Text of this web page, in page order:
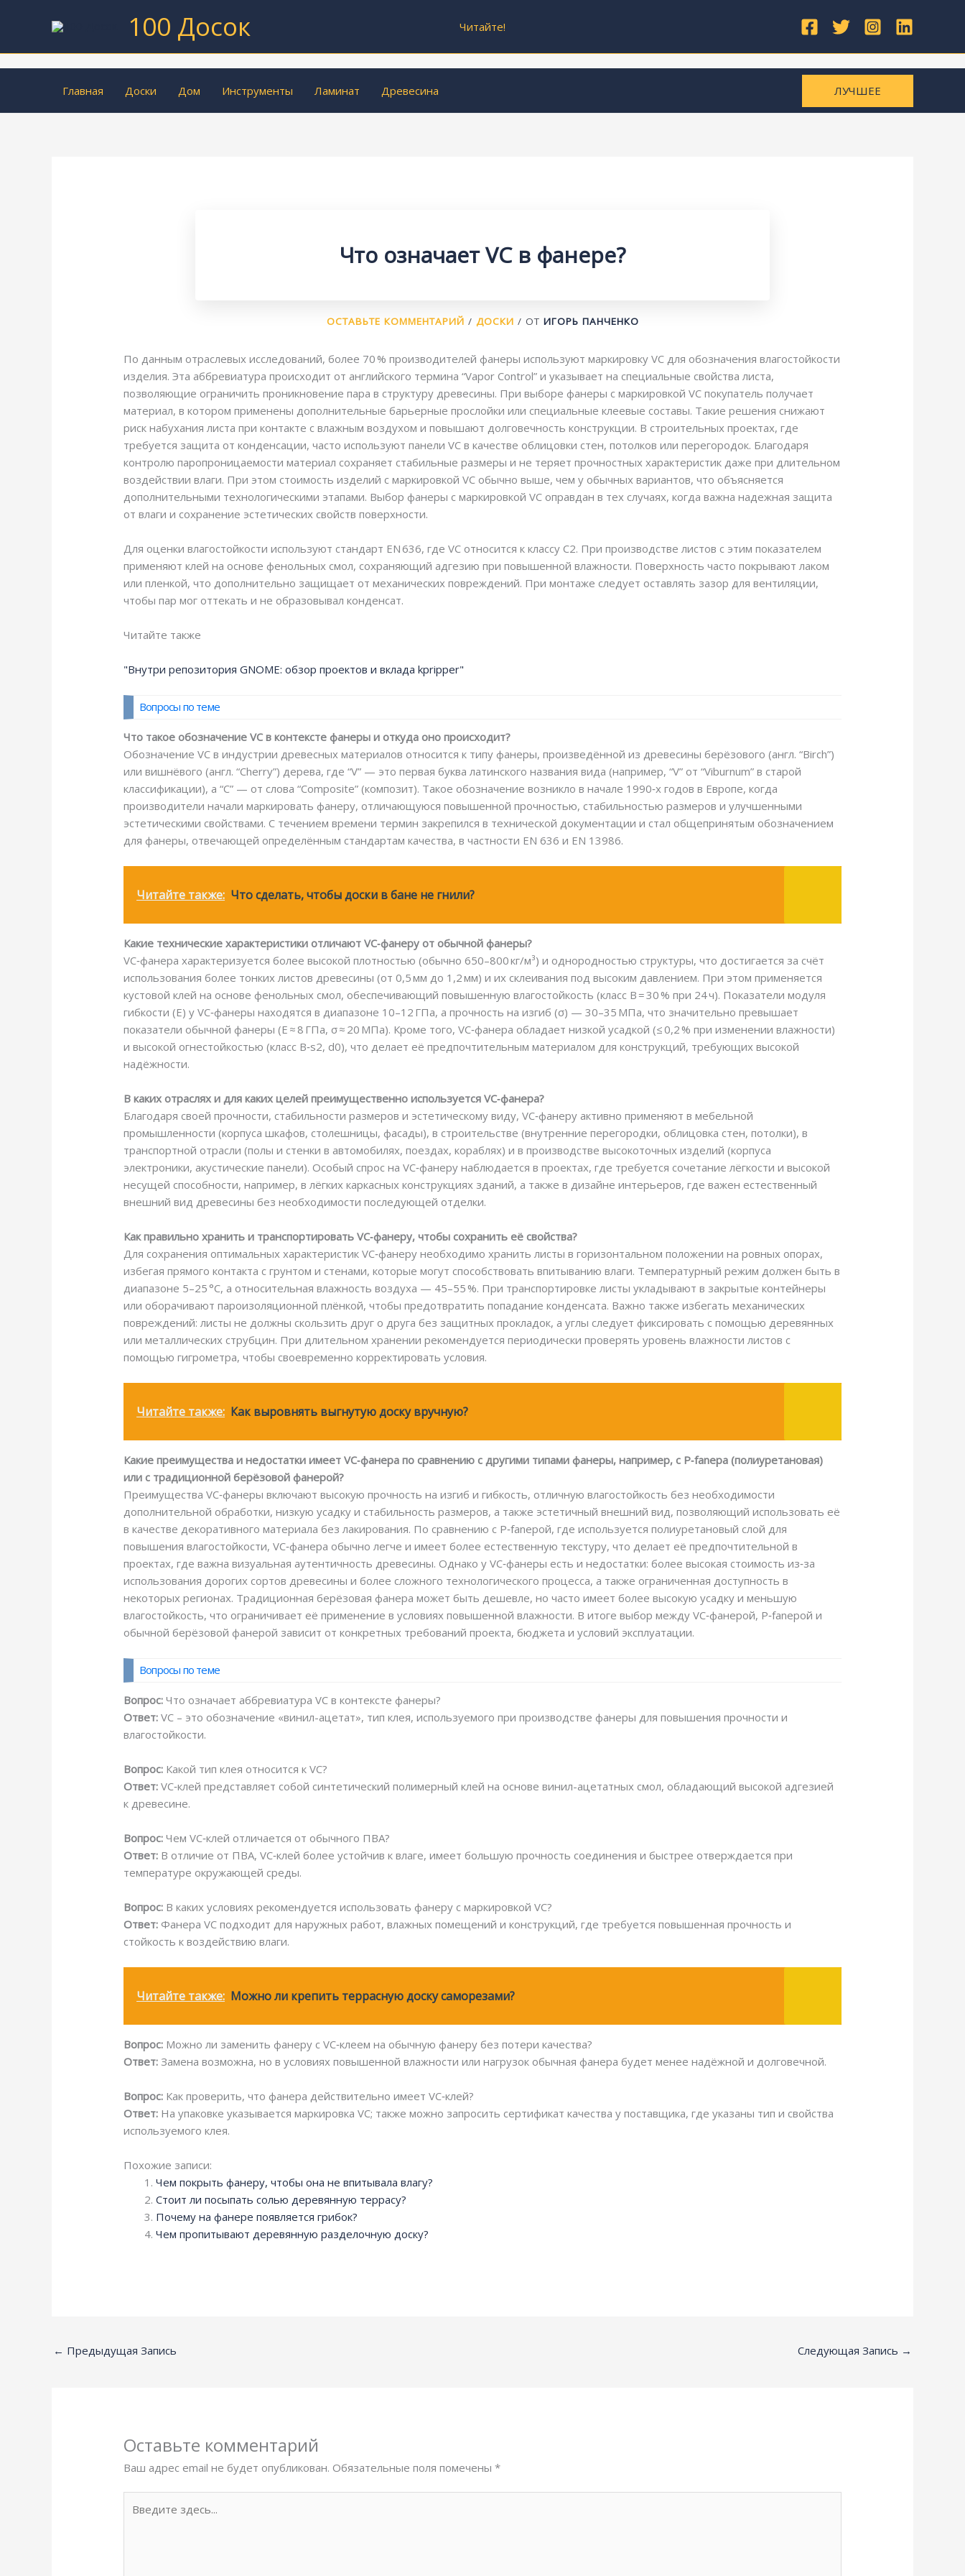
100 Досок Читайте!
Главная Доски Дом Инструменты Ламинат Древесина ЛУЧШЕЕ
Что означает VC в фанере?
ОСТАВЬТЕ КОММЕНТАРИЙ / ДОСКИ / ОТ ИГОРЬ ПАНЧЕНКО
По данным отраслевых исследований, более 70 % производителей фанеры используют маркировку VC для обозначения влагостойкости
изделия. Эта аббревиатура происходит от английского термина “Vapor Control” и указывает на специальные свойства листа,
позволяющие ограничить проникновение пара в структуру древесины. При выборе фанеры с маркировкой VC покупатель получает
материал, в котором применены дополнительные барьерные прослойки или специальные клеевые составы. Такие решения снижают
риск набухания листа при контакте с влажным воздухом и повышают долговечность конструкции. В строительных проектах, где
требуется защита от конденсации, часто используют панели VC в качестве облицовки стен, потолков или перегородок. Благодаря
контролю паропроницаемости материал сохраняет стабильные размеры и не теряет прочностных характеристик даже при длительном
воздействии влаги. При этом стоимость изделий с маркировкой VC обычно выше, чем у обычных вариантов, что объясняется
дополнительными технологическими этапами. Выбор фанеры с маркировкой VC оправдан в тех случаях, когда важна надежная защита
от влаги и сохранение эстетических свойств поверхности.
Для оценки влагостойкости используют стандарт EN 636, где VC относится к классу C2. При производстве листов с этим показателем
применяют клей на основе фенольных смол, сохраняющий адгезию при повышенной влажности. Поверхность часто покрывают лаком
или пленкой, что дополнительно защищает от механических повреждений. При монтаже следует оставлять зазор для вентиляции,
чтобы пар мог оттекать и не образовывал конденсат.
Читайте также
"Внутри репозитория GNOME: обзор проектов и вклада kpripper"
Вопросы по теме
Что такое обозначение VC в контексте фанеры и откуда оно происходит?
Обозначение VC в индустрии древесных материалов относится к типу фанеры, произведённой из древесины берёзового (англ. “Birch”)
или вишнёвого (англ. “Cherry”) дерева, где “V” — это первая буква латинского названия вида (например, “V” от “Viburnum” в старой
классификации), а “C” — от слова “Composite” (композит). Такое обозначение возникло в начале 1990‑х годов в Европе, когда
производители начали маркировать фанеру, отличающуюся повышенной прочностью, стабильностью размеров и улучшенными
эстетическими свойствами. С течением времени термин закрепился в технической документации и стал общепринятым обозначением
для фанеры, отвечающей определённым стандартам качества, в частности EN 636 и EN 13986.
Читайте также: Что сделать, чтобы доски в бане не гнили?
Какие технические характеристики отличают VC‑фанеру от обычной фанеры?
VC‑фанера характеризуется более высокой плотностью (обычно 650–800 кг/м³) и однородностью структуры, что достигается за счёт
использования более тонких листов древесины (от 0,5 мм до 1,2 мм) и их склеивания под высоким давлением. При этом применяется
кустовой клей на основе фенольных смол, обеспечивающий повышенную влагостойкость (класс В = 30 % при 24 ч). Показатели модуля
гибкости (E) у VC‑фанеры находятся в диапазоне 10–12 ГПа, а прочность на изгиб (σ) — 30–35 МПа, что значительно превышает
показатели обычной фанеры (E ≈ 8 ГПа, σ ≈ 20 МПа). Кроме того, VC‑фанера обладает низкой усадкой (≤ 0,2 % при изменении влажности)
и высокой огнестойкостью (класс B‑s2, d0), что делает её предпочтительным материалом для конструкций, требующих высокой
надёжности.
В каких отраслях и для каких целей преимущественно используется VC‑фанера?
Благодаря своей прочности, стабильности размеров и эстетическому виду, VC‑фанеру активно применяют в мебельной
промышленности (корпуса шкафов, столешницы, фасады), в строительстве (внутренние перегородки, облицовка стен, потолки), в
транспортной отрасли (полы и стенки в автомобилях, поездах, кораблях) и в производстве высокоточных изделий (корпуса
электроники, акустические панели). Особый спрос на VC‑фанеру наблюдается в проектах, где требуется сочетание лёгкости и высокой
несущей способности, например, в лёгких каркасных конструкциях зданий, а также в дизайне интерьеров, где важен естественный
внешний вид древесины без необходимости последующей отделки.
Как правильно хранить и транспортировать VC‑фанеру, чтобы сохранить её свойства?
Для сохранения оптимальных характеристик VC‑фанеру необходимо хранить листы в горизонтальном положении на ровных опорах,
избегая прямого контакта с грунтом и стенами, которые могут способствовать впитыванию влаги. Температурный режим должен быть в
диапазоне 5–25 °C, а относительная влажность воздуха — 45–55 %. При транспортировке листы укладывают в закрытые контейнеры
или оборачивают пароизоляционной плёнкой, чтобы предотвратить попадание конденсата. Важно также избегать механических
повреждений: листы не должны скользить друг о друга без защитных прокладок, а углы следует фиксировать с помощью деревянных
или металлических струбцин. При длительном хранении рекомендуется периодически проверять уровень влажности листов с
помощью гигрометра, чтобы своевременно корректировать условия.
Читайте также: Как выровнять выгнутую доску вручную?
Какие преимущества и недостатки имеет VC‑фанера по сравнению с другими типами фанеры, например, с P‑fanера (полиуретановая)
или с традиционной берёзовой фанерой?
Преимущества VC‑фанеры включают высокую прочность на изгиб и гибкость, отличную влагостойкость без необходимости
дополнительной обработки, низкую усадку и стабильность размеров, а также эстетичный внешний вид, позволяющий использовать её
в качестве декоративного материала без лакирования. По сравнению с P‑fanерой, где используется полиуретановый слой для
повышения влагостойкости, VC‑фанера обычно легче и имеет более естественную текстуру, что делает её предпочтительной в
проектах, где важна визуальная аутентичность древесины. Однако у VC‑фанеры есть и недостатки: более высокая стоимость из‑за
использования дорогих сортов древесины и более сложного технологического процесса, а также ограниченная доступность в
некоторых регионах. Традиционная берёзовая фанера может быть дешевле, но часто имеет более высокую усадку и меньшую
влагостойкость, что ограничивает её применение в условиях повышенной влажности. В итоге выбор между VC‑фанерой, P‑fanерой и
обычной берёзовой фанерой зависит от конкретных требований проекта, бюджета и условий эксплуатации.
Вопросы по теме
Вопрос: Что означает аббревиатура VC в контексте фанеры?
Ответ: VC – это обозначение «винил-ацетат», тип клея, используемого при производстве фанеры для повышения прочности и
влагостойкости.
Вопрос: Какой тип клея относится к VC?
Ответ: VC‑клей представляет собой синтетический полимерный клей на основе винил-ацетатных смол, обладающий высокой адгезией
к древесине.
Вопрос: Чем VC‑клей отличается от обычного ПВА?
Ответ: В отличие от ПВА, VC‑клей более устойчив к влаге, имеет большую прочность соединения и быстрее отверждается при
температуре окружающей среды.
Вопрос: В каких условиях рекомендуется использовать фанеру с маркировкой VC?
Ответ: Фанера VC подходит для наружных работ, влажных помещений и конструкций, где требуется повышенная прочность и
стойкость к воздействию влаги.
Читайте также: Можно ли крепить террасную доску саморезами?
Вопрос: Можно ли заменить фанеру с VC‑клеем на обычную фанеру без потери качества?
Ответ: Замена возможна, но в условиях повышенной влажности или нагрузок обычная фанера будет менее надёжной и долговечной.
Вопрос: Как проверить, что фанера действительно имеет VC‑клей?
Ответ: На упаковке указывается маркировка VC; также можно запросить сертификат качества у поставщика, где указаны тип и свойства
используемого клея.
Похожие записи:
Чем покрыть фанеру, чтобы она не впитывала влагу?
Стоит ли посыпать солью деревянную террасу?
Почему на фанере появляется грибок?
Чем пропитывают деревянную разделочную доску?
← Предыдущая Запись Следующая Запись →
Оставьте комментарий
Ваш адрес email не будет опубликован. Обязательные поля помечены*
здесь...